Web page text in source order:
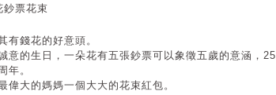
鈔票花束
有錢花的好意頭。
意的生日，一朵花有五張鈔票可以象徵五歲的意涵，
年。
偉大的媽媽一個大大的花束紅包。